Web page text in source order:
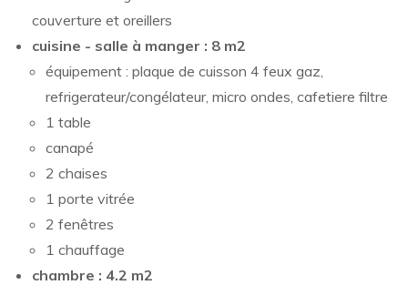
couverture et oreillers
cuisine - salle à manger : 8 m2
équipement : plaque de cuisson 4 feux gaz,
refrigerateur/congélateur, micro ondes, cafetiere filtre
1 table
canapé
2 chaises
1 porte vitrée
2 fenêtres
1 chauffage
chambre : 4.2 m2